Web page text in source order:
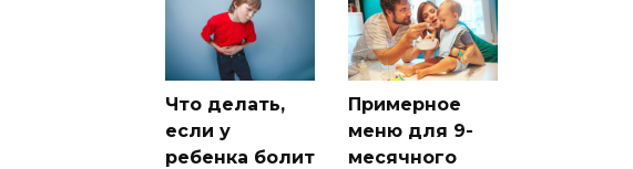
Что делать,
если у
ребенка болит
Примерное
меню для 9-
месячного